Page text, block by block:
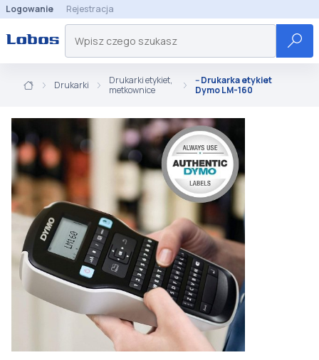
Logowanie Rejestracja
Drukarki
Drukarki etykiet,
metkownice
-- Drukarka etykiet
Dymo LM-160